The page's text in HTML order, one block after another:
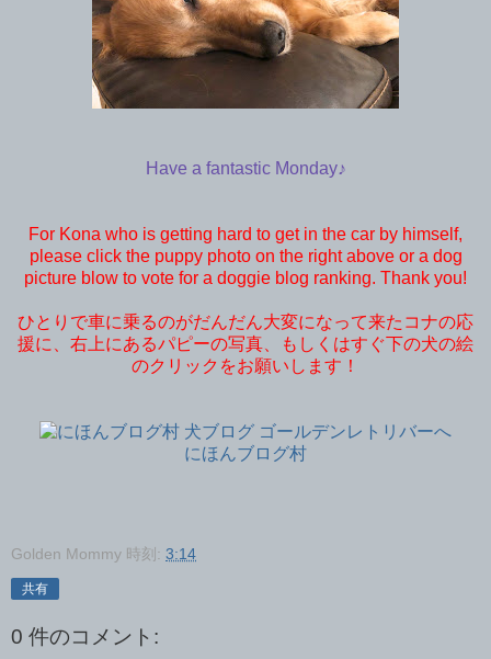
Have a fantastic Monday♪
For Kona who is getting hard to get in the car by himself,
please click the puppy photo on the right above or a dog
picture blow to vote for a doggie blog ranking. Thank you!
ひとりで車に乗るのがだんだん大変になって来たコナの応
援に、右上にあるパピーの写真、もしくはすぐ下の犬の絵
のクリックをお願いします！
にほんブログ村
Golden Mommy 時刻: 3:14
共有
0 件のコメント: